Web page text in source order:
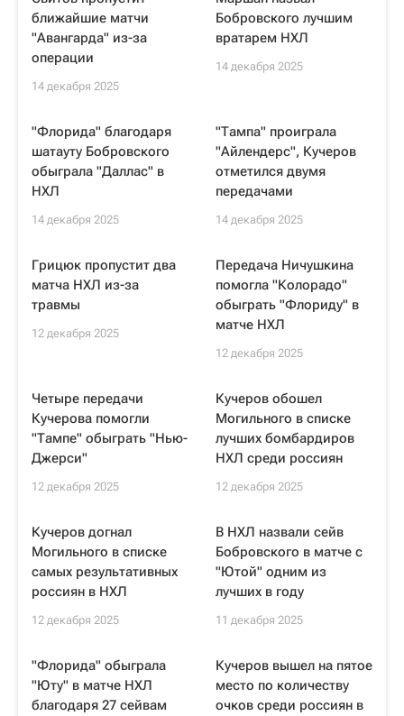
ближайшие матчи
"Авангарда" из-за
операции
14 декабря 2025
Бобровского лучшим
вратарем НХЛ
14 декабря 2025
"Флорида" благодаря
шатауту Бобровского
обыграла "Даллас" в
НХЛ
14 декабря 2025
"Тампа" проиграла
"Айлендерс", Кучеров
отметился двумя
передачами
14 декабря 2025
Грицюк пропустит два
матча НХЛ из-за
травмы
12 декабря 2025
Передача Ничушкина
помогла "Колорадо"
обыграть "Флориду" в
матче НХЛ
12 декабря 2025
Четыре передачи
Кучерова помогли
"Тампе" обыграть "Нью-
Джерси"
12 декабря 2025
Кучеров обошел
Могильного в списке
лучших бомбардиров
НХЛ среди россиян
12 декабря 2025
Кучеров догнал
Могильного в списке
самых результативных
россиян в НХЛ
12 декабря 2025
В НХЛ назвали сейв
Бобровского в матче с
"Ютой" одним из
лучших в году
11 декабря 2025
"Флорида" обыграла
"Юту" в матче НХЛ
благодаря 27 сейвам
Кучеров вышел на пятое
место по количеству
очков среди россиян в